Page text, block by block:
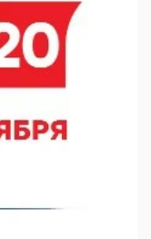
телерадиопрограмм
в связи с